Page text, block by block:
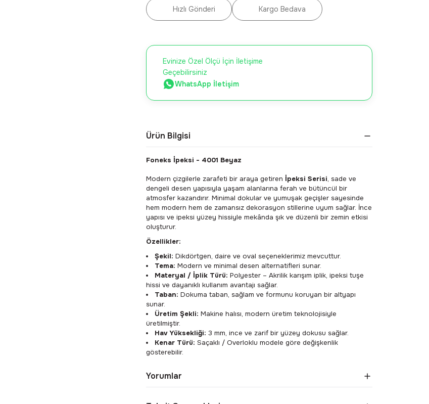
Hızlı Gönderi Kargo Bedava
Evinize Özel Ölçü İçin İletişime
Geçebilirsiniz
WhatsApp İletişim
Ürün Bilgisi
Foneks İpeksi - 4001 Beyaz
Modern çizgilerle zarafeti bir araya getiren İpeksi Serisi, sade ve
dengeli desen yapısıyla yaşam alanlarına ferah ve bütüncül bir
atmosfer kazandırır. Minimal dokular ve yumuşak geçişler sayesinde
hem modern hem de zamansız dekorasyon stillerine uyum sağlar. İnce
yapısı ve ipeksi yüzey hissiyle mekânda şık ve düzenli bir zemin etkisi
oluşturur.
Özellikler:
Şekil: Dikdörtgen, daire ve oval seçeneklerimiz mevcuttur.
Tema: Modern ve minimal desen alternatifleri sunar.
Materyal / İplik Türü: Polyester – Akrilik karışım iplik, ipeksi tuşe
hissi ve dayanıklı kullanım avantajı sağlar.
Taban: Dokuma taban, sağlam ve formunu koruyan bir altyapı
sunar.
Üretim Şekli: Makine halısı, modern üretim teknolojisiyle
üretilmiştir.
Hav Yüksekliği: 3 mm, ince ve zarif bir yüzey dokusu sağlar.
Kenar Türü: Saçaklı / Overloklu modele göre değişkenlik
gösterebilir.
Yorumlar